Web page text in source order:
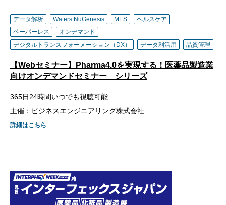
データ解析 Waters NuGenesis MES
ヘルスケア
ペーパーレス
オンデマンド
デジタルトランスフォーメーション（DX）
データ利活用 品質管理
【Webセミナー】Pharma4.0を実現する！医薬品製造業
向けオンデマンドセミナー シリーズ
365日24時間いつでも視聴可能
主催：ビジネスエンジニアリング株式会社
詳細はこちら